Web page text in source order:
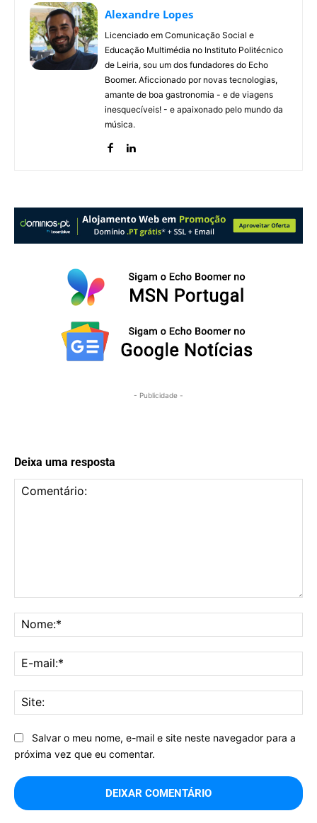
Alexandre Lopes
Licenciado em Comunicação Social e
Educação Multimédia no Instituto Politécnico
de Leiria, sou um dos fundadores do Echo
Boomer. Aficcionado por novas tecnologias,
amante de boa gastronomia - e de viagens
inesquecíveis! - e apaixonado pelo mundo da
música.
- Publicidade -
Deixa uma resposta
Salvar o meu nome, e-mail e site neste navegador para a
próxima vez que eu comentar.